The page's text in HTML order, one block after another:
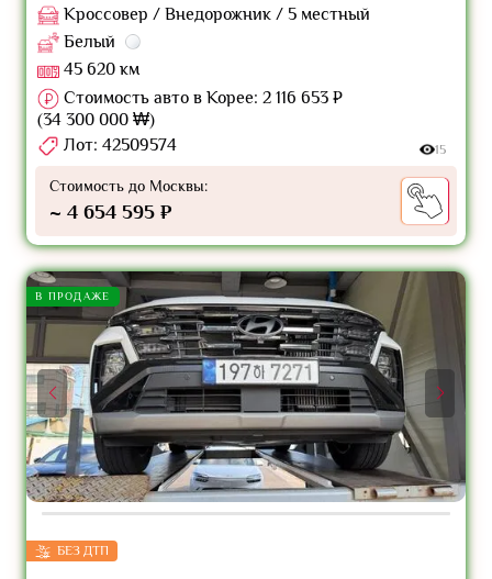
Кроссовер / Внедорожник / 5 местный
Белый
45 620 км
Стоимость авто в Корее: 2 116 653 ₽
(34 300 000 ₩)
Лот: 42509574
15
Стоимость до Москвы:
~ 4 654 595 ₽
В ПРОДАЖЕ
БЕЗ ДТП